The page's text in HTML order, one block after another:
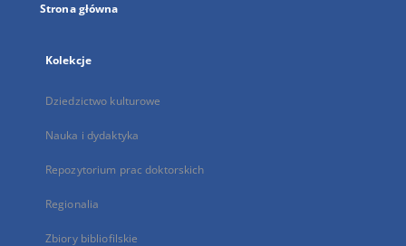
Strona główna
Kolekcje
Dziedzictwo kulturowe
Nauka i dydaktyka
Repozytorium prac doktorskich
Regionalia
Zbiory bibliofilskie